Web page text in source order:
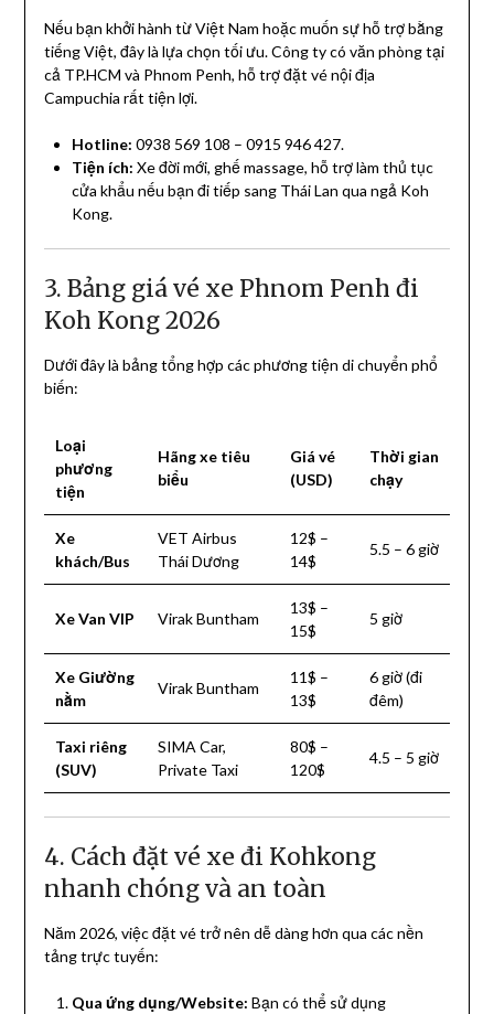
Nếu bạn khởi hành từ Việt Nam hoặc muốn sự hỗ trợ bằng
tiếng Việt, đây là lựa chọn tối ưu. Công ty có văn phòng tại
cả TP.HCM và Phnom Penh, hỗ trợ đặt vé nội địa
Campuchia rất tiện lợi.
Hotline: 0938 569 108 – 0915 946 427.
Tiện ích: Xe đời mới, ghế massage, hỗ trợ làm thủ tục
cửa khẩu nếu bạn đi tiếp sang Thái Lan qua ngả Koh
Kong.
3. Bảng giá vé xe Phnom Penh đi
Koh Kong 2026
Dưới đây là bảng tổng hợp các phương tiện di chuyển phổ
biến:
Loại
phương
tiện
Hãng xe tiêu
biểu
Giá vé
(USD)
Thời gian
chạy
Xe
khách/Bus
VET Airbus
Thái Dương
12$ –
14$
5.5 – 6 giờ
Xe Van VIP Virak Buntham
13$ –
15$
5 giờ
Xe Giường
nằm
Virak Buntham
11$ –
13$
6 giờ (đi
đêm)
Taxi riêng
(SUV)
SIMA Car,
Private Taxi
80$ –
120$
4.5 – 5 giờ
4. Cách đặt vé xe đi Kohkong
nhanh chóng và an toàn
Năm 2026, việc đặt vé trở nên dễ dàng hơn qua các nền
tảng trực tuyến:
Qua ứng dụng/Website: Bạn có thể sử dụng